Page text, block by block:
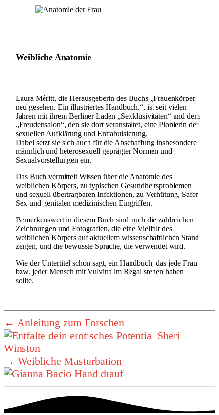
Weibliche Anatomie
Laura Méritt, die Herausgeberin des Buchs „Frauenkörper
neu gesehen. Ein illustriertes Handbuch.“, ist seit vielen
Jahren mit ihrem Berliner Laden „Sexklusivitäten“ und dem
„Freudensalon“, den sie dort veranstaltet, eine Pionierin der
sexuellen Aufklärung und Enttabuisierung.
Dabei setzt sie sich auch für die Abschaffung insbesondere
männlich und heterosexuell geprägter Normen und
Sexualvorstellungen ein.
Das Buch vermittelt Wissen über die Anatomie des
weiblichen Körpers, zu typischen Gesundheitsproblemen
und sexuell übertragbaren Infektionen, zu Verhütung, Safer
Sex und genitalen medizinischen Eingriffen.
Bemerkenswert in diesem Buch sind auch die zahlreichen
Zeichnungen und Fotografien, die eine Vielfalt des
weiblichen Körpers auf aktuellem wissenschaftlichen Stand
zeigen, und die bewusste Sprache, die verwendet wird.
Wie der Untertitel schon sagt, ein Handbuch, das jede Frau
bzw. jeder Mensch mit Vulvina im Regal stehen haben
sollte.
← Anleitung zum Forschen
→ Weibliche Masturbation